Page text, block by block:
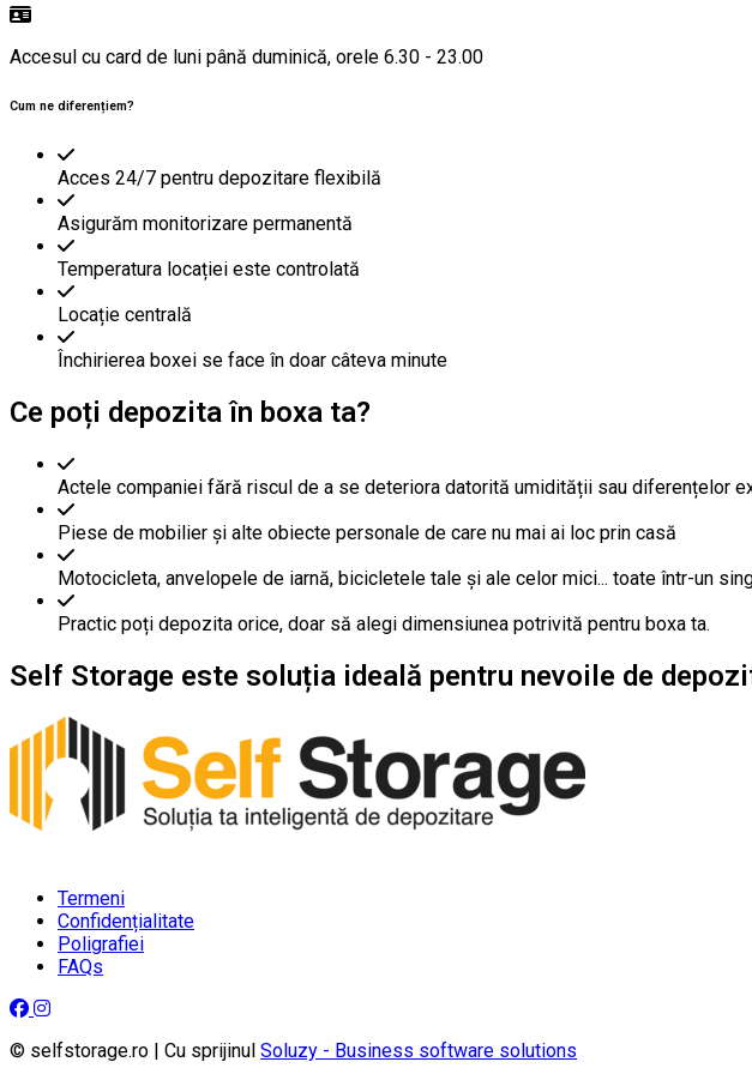
Accesul cu card de luni până duminică, orele 6.30 - 23.00
Cum ne diferențiem?
Acces 24/7 pentru depozitare flexibilă
Asigurăm monitorizare permanentă
Temperatura locației este controlată
Locație centrală
Închirierea boxei se face în doar câteva minute
Ce poți depozita în boxa ta?
Actele companiei fără riscul de a se deteriora datorită umidității sau diferențelor
Piese de mobilier și alte obiecte personale de care nu mai ai loc prin casă
Motocicleta, anvelopele de iarnă, bicicletele tale și ale celor mici... toate într-un
Practic poți depozita orice, doar să alegi dimensiunea potrivită pentru boxa ta.
Self Storage este soluția ideală pentru nevoile de
Termeni
Confidențialitate
Poligrafiei
FAQs
© selfstorage.ro | Cu sprijinul Soluzy - Business software solutions